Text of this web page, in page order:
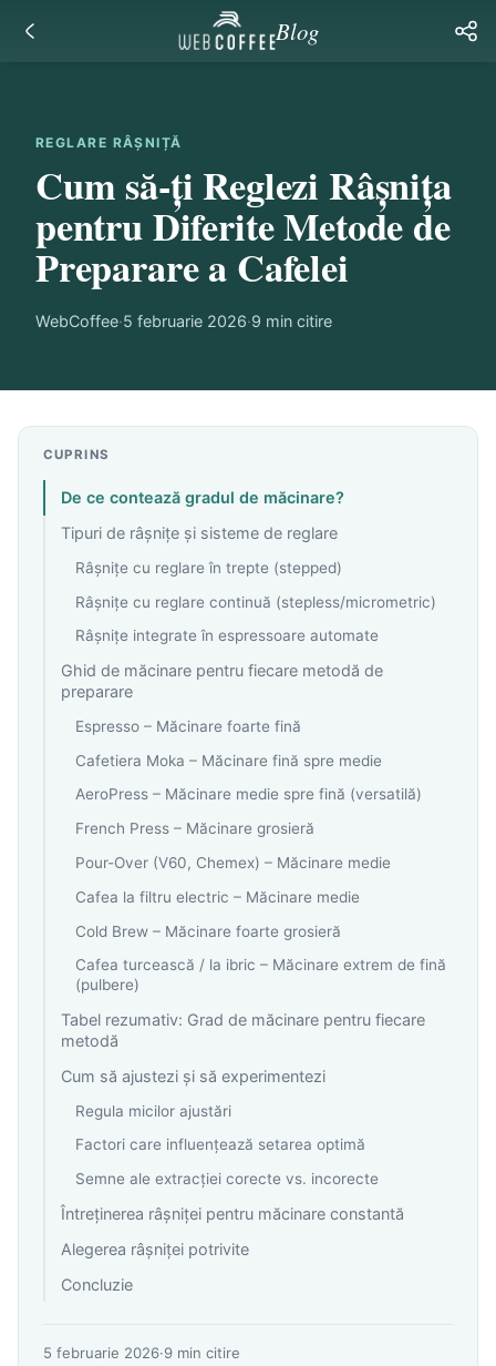
Blog
REGLARE RÂȘNIȚĂ
Cum să-ți Reglezi Râșnița
pentru Diferite Metode de
Preparare a Cafelei
WebCoffee·5 februarie 2026·9 min citire
CUPRINS
De ce contează gradul de măcinare?
Tipuri de râșnițe și sisteme de reglare
Râșnițe cu reglare în trepte (stepped)
Râșnițe cu reglare continuă (stepless/micrometric)
Râșnițe integrate în espressoare automate
Ghid de măcinare pentru fiecare metodă de
preparare
Espresso – Măcinare foarte fină
Cafetiera Moka – Măcinare fină spre medie
AeroPress – Măcinare medie spre fină (versatilă)
French Press – Măcinare grosieră
Pour-Over (V60, Chemex) – Măcinare medie
Cafea la filtru electric – Măcinare medie
Cold Brew – Măcinare foarte grosieră
Cafea turcească / la ibric – Măcinare extrem de fină
(pulbere)
Tabel rezumativ: Grad de măcinare pentru fiecare
metodă
Cum să ajustezi și să experimentezi
Regula micilor ajustări
Factori care influențează setarea optimă
Semne ale extracției corecte vs. incorecte
Întreținerea râșniței pentru măcinare constantă
Alegerea râșniței potrivite
Concluzie
5 februarie 2026·9min citire